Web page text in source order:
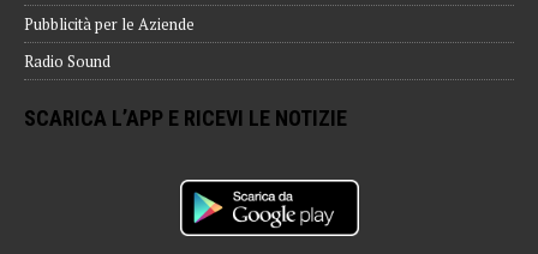
Pubblicità per le Aziende
Radio Sound
SCARICA L’APP E RICEVI LE NOTIZIE